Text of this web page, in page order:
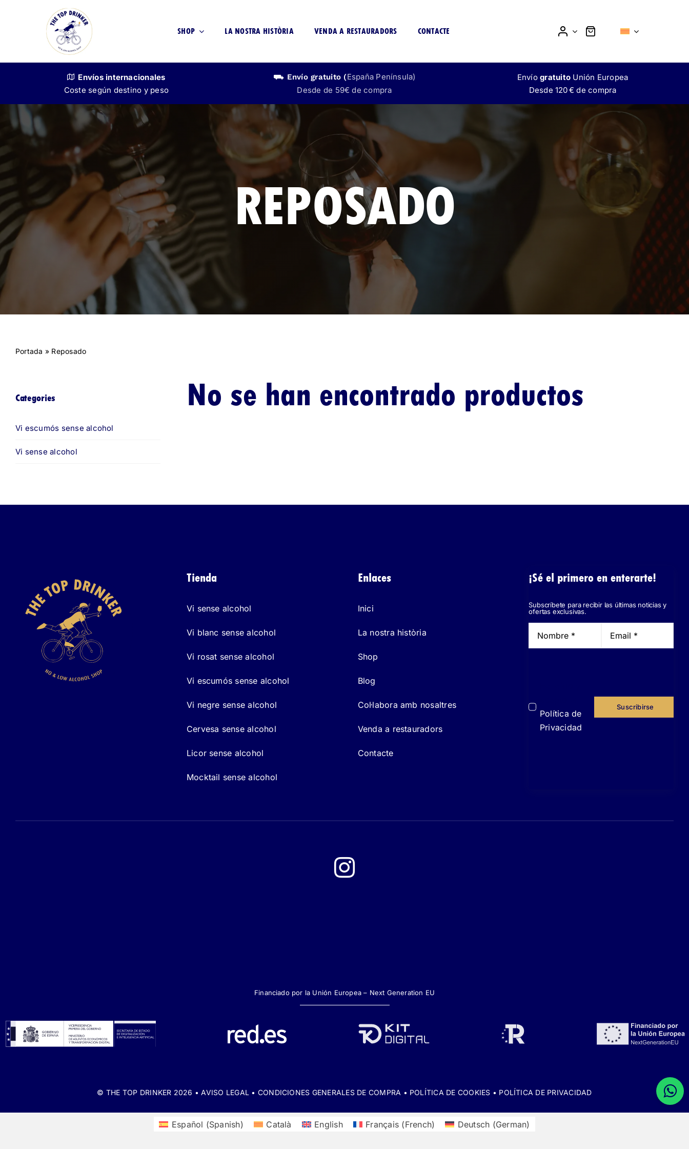
SHOP
VINO
SIN ALCOHOL
CERVEZA
SIN ALCOHOL
LICOR MOKTAIL
SIN ALCOHOL
LA NOSTRA HISTÒRIA VENDA A RESTAURADORS CONTACTE
Envíos internacionales
Coste según destino y peso
⛟ Envíogratuito (España Península)
Desde de 59€ de compra
Envíogratuito Unión Europea
Desde 120 € de compra
REPOSADO
Portada » Reposado
Categories
Vi escumós sense alcohol
Vi sense alcohol
No se han encontrado productos
Tienda
Vi sense alcohol
Vi blanc sense alcohol
Vi rosat sense alcohol
Vi escumós sense alcohol
Vi negre sense alcohol
Cervesa sense alcohol
Licor sense alcohol
Mocktail sense alcohol
Enlaces
Inici
La nostra història
Shop
Blog
Col·labora amb nosaltres
Venda a restauradors
Contacte
¡Sé el primero en enterarte!
Subscríbete para recibir las últimas noticias y
ofertas exclusivas.
Política de
Privacidad
Suscribirse
Financiado por la Unión Europea – Next Generation EU
© THE TOP DRINKER 2026 •AVISO LEGAL • CONDICIONES GENERALES DE COMPRA • POLÍTICA DE COOKIES • POLÍTICA DE PRIVACIDAD
Español (Spanish) Català English Français (French) Deutsch (German)